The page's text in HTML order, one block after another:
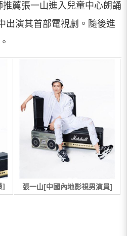
推薦張一山進入兒童中心朗誦
出演其首部電視劇。隨後進
] 張一山[中國內地影視男演員]